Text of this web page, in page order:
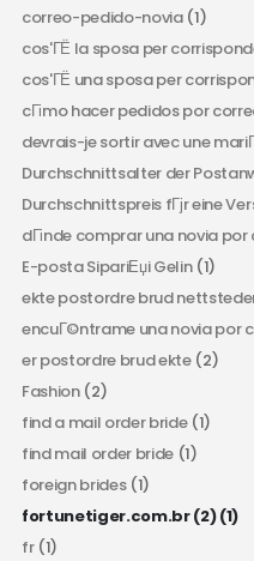
correo-pedido-novia(1)
cos'ГЁ la sposa per
cos'ГЁ una sposa per
cГіmo hacer pedidos por
devrais-je sortir avec une
Durchschnittsalter der
Durchschnittspreis fГјr eine
dГіnde comprar una novia
E-posta SipariЕџi Gelin(1)
ekte postordre brud
encuГ©ntrame una novia por
er postordre brud ekte(2)
Fashion(2)
find a mail order bride(1)
find mail order bride (1)
foreign brides(1)
fortunetiger.com.br (2)(1)
fr(1)